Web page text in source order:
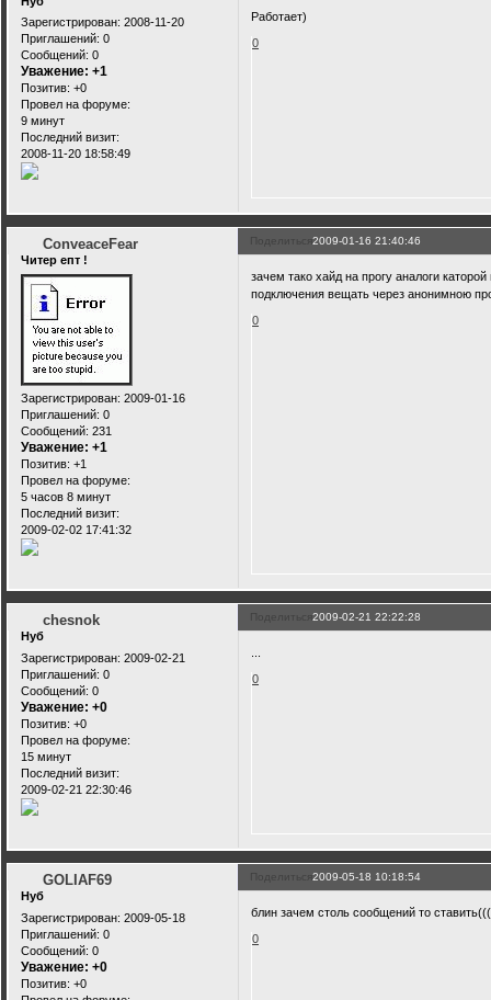
Зарегистрирован: 2008-11-20
Приглашений: 0
Сообщений: 0
Уважение: +1
Позитив: +0
Провел на форуме:
9 минут
Последний визит:
2008-11-20 18:58:49
Работает)
0
Поделиться2009-01-16 21:40:46
ConveaceFear
Читер епт !
Зарегистрирован: 2009-01-16
Приглашений: 0
Сообщений: 231
Уважение: +1
Позитив: +1
Провел на форуме:
5 часов 8 минут
Последний визит:
2009-02-02 17:41:32
зачем тако хайд на прогу аналоги
подключения вещать через анонимною
0
Поделиться2009-02-21 22:22:28
chesnok
Нуб
Зарегистрирован: 2009-02-21
Приглашений: 0
Сообщений: 0
Уважение: +0
Позитив: +0
Провел на форуме:
15 минут
Последний визит:
2009-02-21 22:30:46
0
Поделиться2009-05-18 10:18:54
GOLIAF69
Нуб
Зарегистрирован: 2009-05-18
Приглашений: 0
Сообщений: 0
Уважение: +0
Позитив: +0
блин зачем столь сообщений то
0